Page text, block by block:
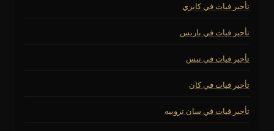
تأجير فيات في كابري
تأجير فيات في باريس
تأجير فيات في نيس
تأجير فيات في كان
تأجير فيات في سان تروبيه